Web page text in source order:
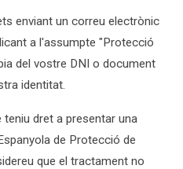
enviant un correu electrònic
a l'assumpte "Protecció
del vostre DNI o document
identitat.
dret a presentar una
de Protecció de
que el tractament no